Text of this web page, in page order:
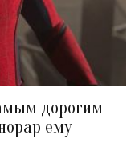
дорогим
ему